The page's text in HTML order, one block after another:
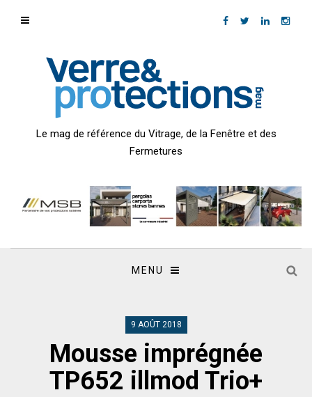
Le mag de référence du Vitrage, de la Fenêtre et des
Fermetures
MENU
9 AOÛT 2018
Mousse imprégnée
TP652 illmod Trio+